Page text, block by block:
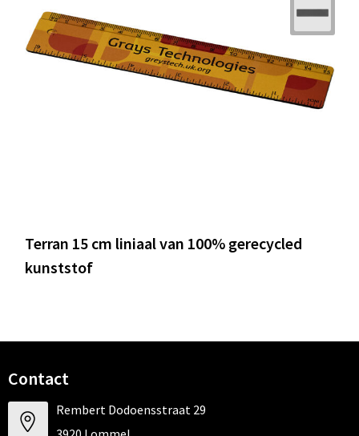
Terran 15 cm liniaal van 100% gerecycled
kunststof
Contact
Rembert Dodoensstraat 29